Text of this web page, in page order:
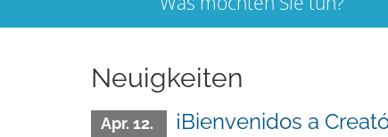
Neuigkeiten
Apr. 12. ¡Bienvenidos a